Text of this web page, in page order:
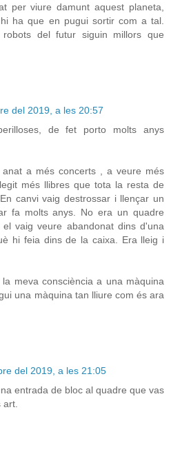
per viure damunt aquest planeta,
ha que en pugui sortir com a tal.
del futur siguin millors que
del 2019, a les 20:57
de fet porto molts anys
a més concerts , a veure més
més llibres que tota la resta de
canvi vaig destrossar i llençar un
fa molts anys. No era un quadre
vaig veure abandonat dins d'una
hi feia dins de la caixa. Era lleig i
meva consciència a una màquina
una màquina tan lliure com és ara
del 2019, a les 21:05
entrada de bloc al quadre que vas